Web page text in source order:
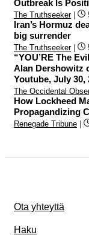
Outbreak Is
The Truthseeker|
Iran’s Hormuz
big surrender
The Truthseeker|
“YOU’RE The
Alan Dershowitz
Youtube, July 30,
The Occidental
How Lockheed
Propagandizing
Renegade Tribune
Ota yhteyttä
Haku